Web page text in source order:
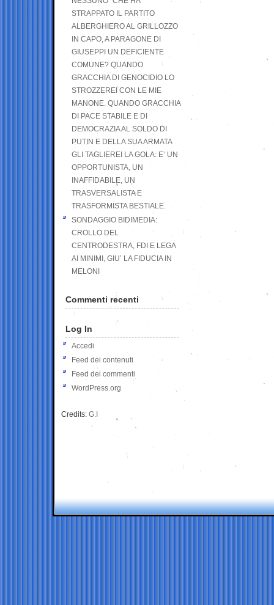
STRAPPATO IL PARTITO
ALBERGHIERO AL GRILLOZZO
IN CAPO, A PARAGONE DI
GIUSEPPI UN DEFICIENTE
COMUNE? QUANDO
GRACCHIA DI GENOCIDIO LO
STROZZEREI CON LE MIE
MANONE. QUANDO GRACCHIA
DI PACE STABILE E DI
DEMOCRAZIA AL SOLDO DI
PUTIN E DELLA SUA ARMATA
GLI TAGLIEREI LA GOLA: E’ UN
OPPORTUNISTA, UN
INAFFIDABILE, UN
TRASVERSALISTA E
TRASFORMISTA BESTIALE.
SONDAGGIO BIDIMEDIA:
CROLLO DEL
CENTRODESTRA, FDI E LEGA
AI MINIMI, GIU’ LA FIDUCIA IN
MELONI
Commenti recenti
Log In
Accedi
Feed dei contenuti
Feed dei commenti
WordPress.org
Credits: G.I